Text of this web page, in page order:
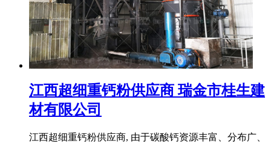
江西超细重钙粉供应商 瑞金市桂生建
材有限公司
江西超细重钙粉供应商, 由于碳酸钙资源丰富、分布广、